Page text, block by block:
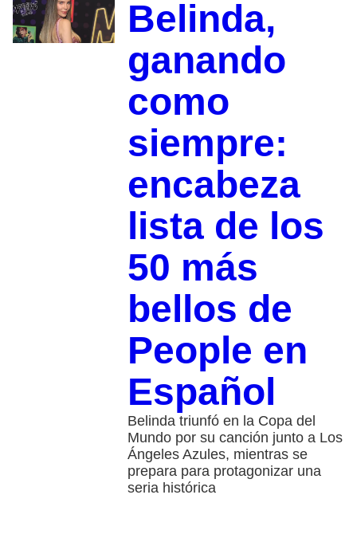
Belinda,
ganando
como
siempre:
encabeza
lista de los
50 más
bellos de
People en
Español
Belinda triunfó en la Copa del
Mundo por su canción junto a Los
Ángeles Azules, mientras se
prepara para protagonizar una
seria histórica